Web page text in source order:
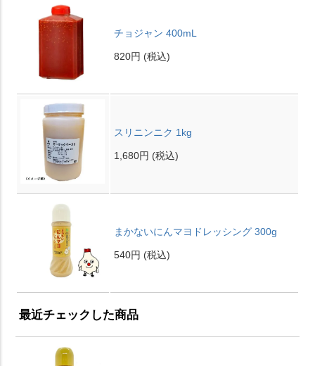
チョジャン 400mL
820円 (税込)
スリニンニク 1kg
1,680円 (税込)
まかないにんマヨドレッシング 300g
540円 (税込)
最近チェックした商品